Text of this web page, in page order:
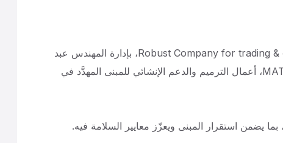
بالتعاون مع بلدية طرابلس و نقابة المهندسين ، تنفّذ شركة Robust Company for trading & construction، بإدارة المهندس عبد
Around The World، أعمال الترميم والدعم الإنشائي للمبنى المهدَّد في
يضمن استقرار المبنى ويعزّز معايير السلامة فيه.